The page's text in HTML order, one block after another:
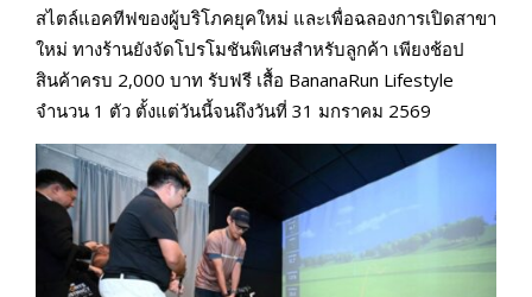
สไตล์แอคทีฟของผู้บริโภคยุคใหม่ และเพื่อฉลองการเปิดสาขา
ใหม่ ทางร้านยังจัดโปรโมชันพิเศษสำหรับลูกค้า เพียงช้อป
สินค้าครบ 2,000 บาท รับฟรี เสื้อ BananaRun Lifestyle
จำนวน 1 ตัว ตั้งแต่วันนี้จนถึงวันที่ 31 มกราคม 2569